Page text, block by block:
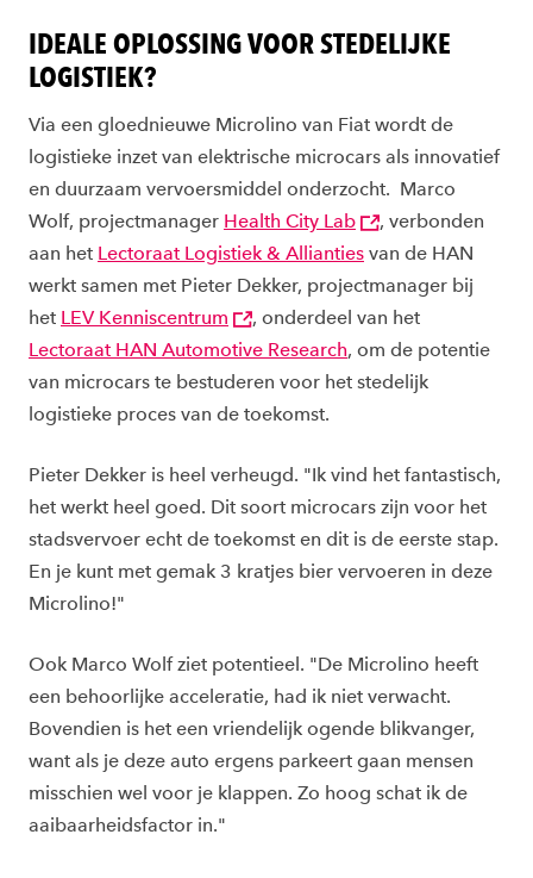
IDEALE OPLOSSING VOOR STEDELIJKE
LOGISTIEK?
Via een gloednieuwe Microlino van Fiat wordt de
logistieke inzet van elektrische microcars als innovatief
en duurzaam vervoersmiddel onderzocht. Marco
Wolf, projectmanager Health City Lab
, verbonden
aan het Lectoraat Logistiek & Allianties van de HAN
werkt samen met Pieter Dekker, projectmanager bij
het LEV Kenniscentrum
, onderdeel van het
Lectoraat HAN Automotive Research, om de potentie
van microcars te bestuderen voor het stedelijk
logistieke proces van de toekomst.
Pieter Dekker is heel verheugd. "Ik vind het fantastisch,
het werkt heel goed. Dit soort microcars zijn voor het
stadsvervoer echt de toekomst en dit is de eerste stap.
En je kunt met gemak 3 kratjes bier vervoeren in deze
Microlino!"
Ook Marco Wolf ziet potentieel. "De Microlino heeft
een behoorlijke acceleratie, had ik niet verwacht.
Bovendien is het een vriendelijk ogende blikvanger,
want als je deze auto ergens parkeert gaan mensen
misschien wel voor je klappen. Zo hoog schat ik de
aaibaarheidsfactor in."